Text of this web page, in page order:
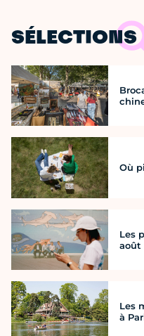
SÉLECTIONS
Où
Les
août
Les
à